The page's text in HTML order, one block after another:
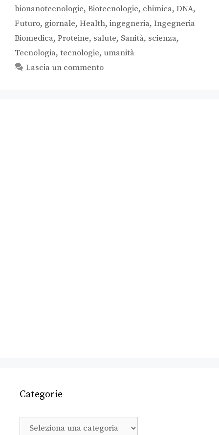
bionanotecnologie, Biotecnologie, chimica, DNA,
Futuro, giornale, Health, ingegneria, Ingegneria
Biomedica, Proteine, salute, Sanità, scienza,
Tecnologia, tecnologie, umanità
Lascia un commento
Categorie